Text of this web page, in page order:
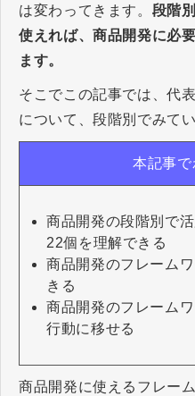
は変わってきます。 段階
使えれば、商品開発に必
ます。
そこでこの記事では、代
について、段階別でみて
本記事で
商品開発の段階別で
22個を理解できる
商品開発のフレーム
きる
商品開発のフレーム
行動に移せる
商品開発に使えるフレー